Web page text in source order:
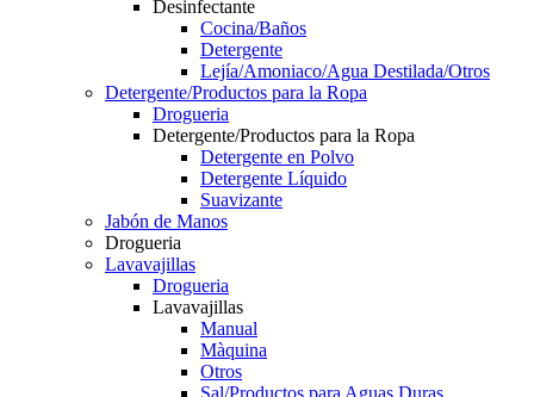
Desinfectante
Cocina/Baños
Detergente
Lejía/Amoniaco/Agua Destilada/Otros
Detergente/Productos para la Ropa
Drogueria
Detergente/Productos para la Ropa
Detergente en Polvo
Detergente Líquido
Suavizante
Jabón de Manos
Drogueria
Lavavajillas
Drogueria
Lavavajillas
Manual
Màquina
Otros
Sal/Productos para Aguas Duras